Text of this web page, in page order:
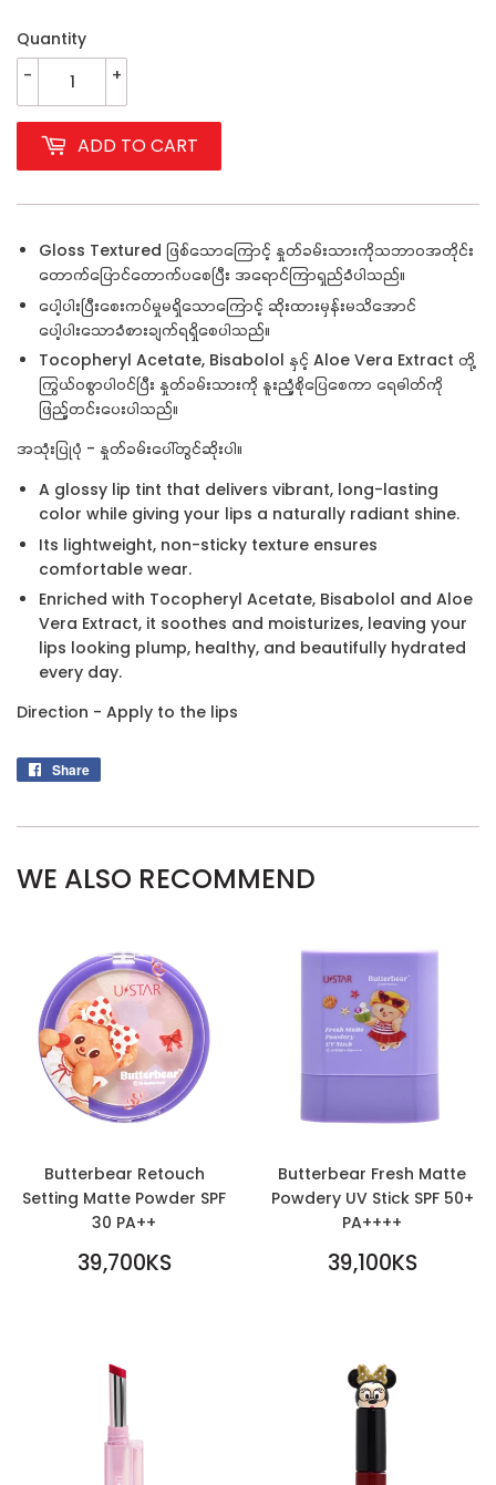
Quantity
+
-
ADD TO CART
Gloss Textured ဖြစ်သောကြောင့် နှုတ်ခမ်းသားကိုသဘာဝအတိုင်း
တောက်ပြောင်တောက်ပစေပြီး အရောင်ကြာရှည်ခံပါသည်။
ပေါ့ပါးပြီးစေးကပ်မှုမရှိသောကြောင့် ဆိုးထားမှန်းမသိအောင်
ပေါ့ပါးသောခံစားချက်ရရှိစေပါသည်။
Tocopheryl Acetate, Bisabolol နှင့် Aloe Vera Extract တို့
ကြွယ်ဝစွာပါဝင်ပြီး နှုတ်ခမ်းသားကို နူးညံ့စိုပြေစေကာ ရေဓါတ်ကို
ဖြည့်တင်းပေးပါသည်။
အသုံးပြုပုံ - နှုတ်ခမ်းပေါ်တွင်ဆိုးပါ။
A glossy lip tint that delivers vibrant, long-lasting
color while giving your lips a naturally radiant shine.
Its lightweight, non-sticky texture ensures
comfortable wear.
Enriched with Tocopheryl Acetate, Bisabolol and Aloe
Vera Extract, it soothes and moisturizes, leaving your
lips looking plump, healthy, and beautifully hydrated
every day.
Direction - Apply to the lips
Share
WE ALSO RECOMMEND
Butterbear Retouch
Setting Matte Powder SPF
30 PA++
REGULAR
39,700KS
Butterbear Fresh Matte
Powdery UV Stick SPF 50+
PA++++
REGULAR
39,100KS